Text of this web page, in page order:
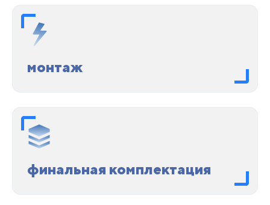
монтаж
финальная комплектация